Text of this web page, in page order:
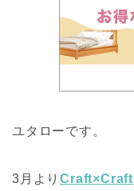
ユタローです。
3月よりCraft×Craft